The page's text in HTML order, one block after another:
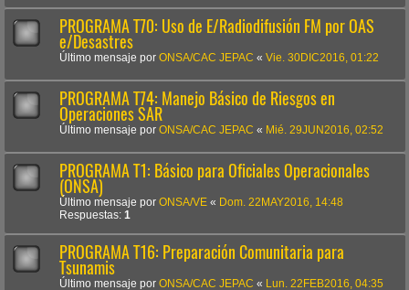
PROGRAMA T70: Uso de E/Radiodifusión FM por OAS
e/Desastres
Último mensaje por ONSA/CAC JEPAC « Vie. 30DIC2016, 01:22
PROGRAMA T74: Manejo Básico de Riesgos en
Operaciones SAR
Último mensaje por ONSA/CAC JEPAC « Mié. 29JUN2016, 02:52
PROGRAMA T1: Básico para Oficiales Operacionales
(ONSA)
Último mensaje por ONSA/VE « Dom. 22MAY2016, 14:48
Respuestas: 1
PROGRAMA T16: Preparación Comunitaria para
Tsunamis
Último mensaje por ONSA/CAC JEPAC « Lun. 22FEB2016, 04:35